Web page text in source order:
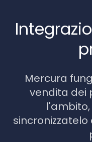
Mercura
vendita dei